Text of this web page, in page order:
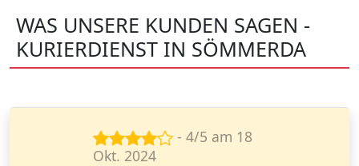
WAS UNSERE KUNDEN SAGEN -
KURIERDIENST IN SÖMMERDA
- 5/5 am 15
Nov. 2024